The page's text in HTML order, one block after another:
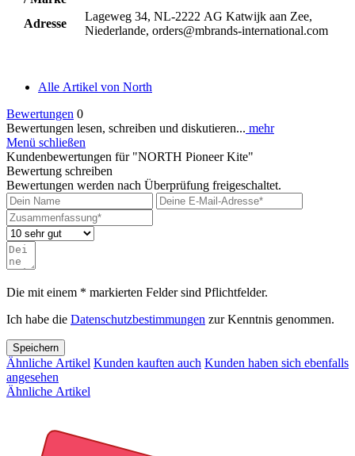
Adresse
Lageweg 34, NL-2222 AG Katwijk aan Zee,
Niederlande, orders@mbrands-international.com
Alle Artikel von North
Bewertungen 0
Bewertungen lesen, schreiben und diskutieren... mehr
Menü schließen
Kundenbewertungen für "NORTH Pioneer Kite"
Bewertung schreiben
Bewertungen werden nach Überprüfung freigeschaltet.
Die mit einem * markierten Felder sind Pflichtfelder.
Ich habe die Datenschutzbestimmungen zur Kenntnis genommen.
Speichern
Ähnliche Artikel Kunden kauften auch Kunden haben sich ebenfalls
angesehen
Ähnliche Artikel